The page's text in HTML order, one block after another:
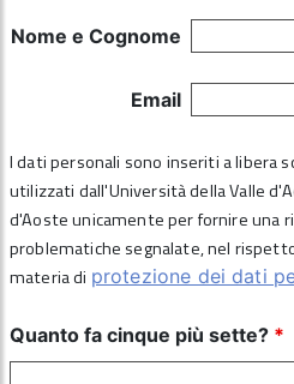
Nome e Cognome
Email
I dati personali sono inseriti a libera
utilizzati dall'Università della Valle
d'Aoste unicamente per fornire una
problematiche segnalate, nel
materia di protezione dei dati
Quanto fa cinque più sette? *